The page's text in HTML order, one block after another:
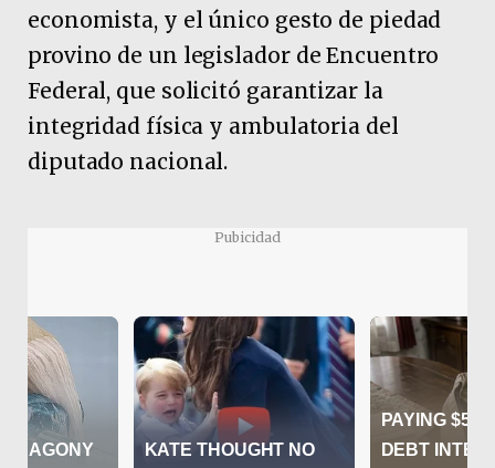
economista, y el único gesto de piedad
provino de un legislador de Encuentro
Federal, que solicitó garantizar la
integridad física y ambulatoria del
diputado nacional.
Pubicidad